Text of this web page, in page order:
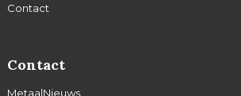
Contact
Contact
MetaalNieuws